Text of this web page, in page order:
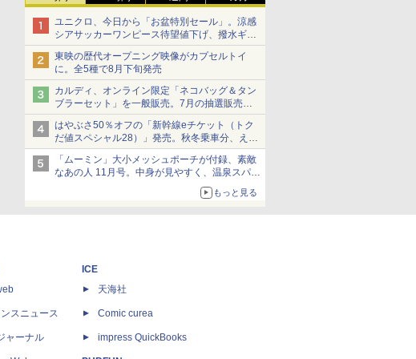
ユニクロ、今日から「お盆特別セール」。涼感
シアサッカーワンピース待望値下げ、撥水ギア
ショーツは1990円に
東映の歴代オープニング映像がカプセルトイ
に。全5種で8月下旬発売
カルディ、オンライン限定「ネコバッグ＆タン
ブラーセット」を一般販売。7月の抽選販売の
当選無効分
はやぶさ50％オフの「新幹線eチケット（トク
だ値スペシャル28）」発売。秋冬乗車分、えき
ねっと限定
「ムーミン」大小メッシュポーチが付録、素敵
なあの人 11月号。中身が見やすく、温泉スパに
もっと見る
スニュース
ャーナル
ICE
天海社
Comic curea
impress QuickBooks